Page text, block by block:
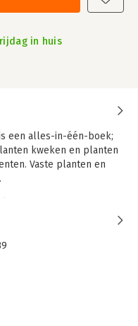
in huis
een alles-in-één-boek;
kweken en planten
Vaste planten en
ook nog eens vele
deze planten terug
voor je eigen
in dit boek haar selectie
leggen de
het meeste uit